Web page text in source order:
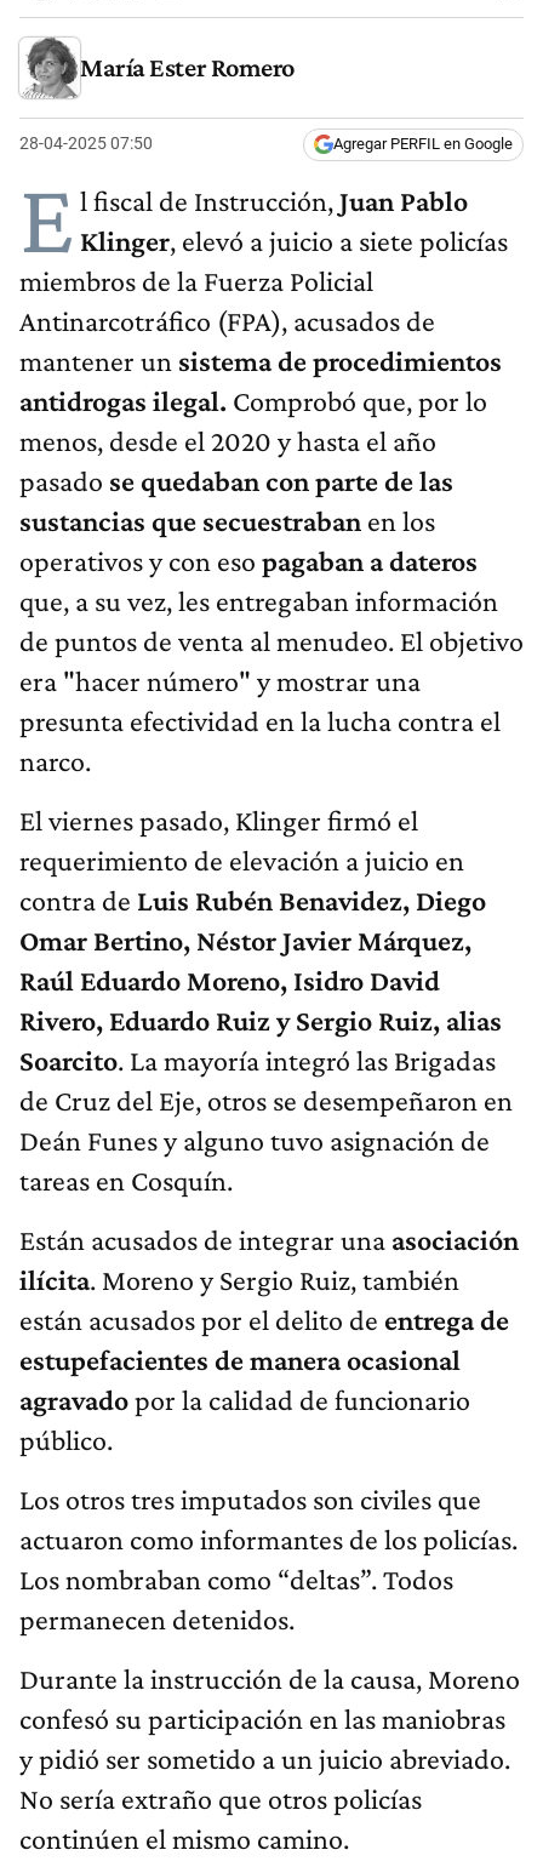
María Ester Romero
28-04-2025 07:50 Agregar PERFIL en Google
E l fiscal de Instrucción,Juan Pablo
Klinger, elevó a juicio a siete policías
miembros de la Fuerza Policial
Antinarcotráfico (FPA), acusados de
mantener un sistema de procedimientos
antidrogas ilegal. Comprobó que, por lo
menos, desde el 2020 y hasta el año
pasado se quedaban con parte de las
sustancias que secuestraban en los
operativos y con eso pagaban a dateros
que, a su vez, les entregaban información
de puntos de venta al menudeo. El objetivo
era "hacer número" y mostrar una
presunta efectividad en la lucha contra el
narco.
El viernes pasado, Klinger firmó el
requerimiento de elevación a juicio en
contra de Luis Rubén Benavidez, Diego
Omar Bertino, Néstor Javier Márquez,
Raúl Eduardo Moreno, Isidro David
Rivero, Eduardo Ruiz y Sergio Ruiz, alias
Soarcito. La mayoría integró las Brigadas
de Cruz del Eje, otros se desempeñaron en
Deán Funes y alguno tuvo asignación de
tareas en Cosquín.
Están acusados de integrar una asociación
ilícita. Moreno y Sergio Ruiz, también
están acusados por el delito de entrega de
estupefacientes de manera ocasional
agravadopor la calidad de funcionario
público.
Los otros tres imputados son civiles que
actuaron como informantes de los policías.
Los nombraban como “deltas”. Todos
permanecen detenidos.
Durante la instrucción de la causa, Moreno
confesó su participación en las maniobras
y pidió ser sometido a un juicio abreviado.
No sería extraño que otros policías
continúen el mismo camino.